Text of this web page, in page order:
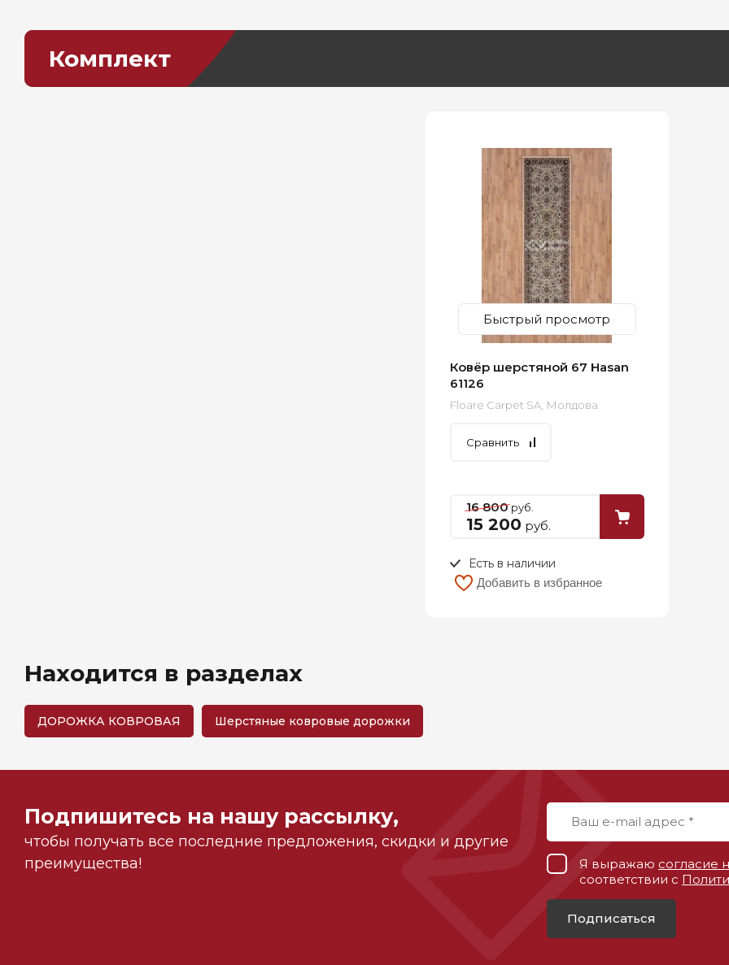
Комплект
Быстрый просмотр
Ковёр шерстяной 67 Hasan
61126
Floare Carpet SA, Молдова
Сравнить
16 800руб.
15 200 руб.
Есть в наличии
Добавить в избранное
Находится в разделах
ДОРОЖКА КОВРОВАЯ Шерстяные ковровые дорожки
Подпишитесь на нашу рассылку,
чтобы получать все последние предложения, скидки и другие
преимущества!
Я выражаю согласие
соответствии с
Подписаться